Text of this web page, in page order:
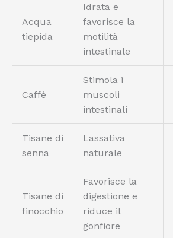
Acqua
tiepida
Idrata e
favorisce la
motilità
intestinale
Caffè
Stimola i
muscoli
intestinali
Tisane di
senna
Lassativa
naturale
Tisane di
finocchio
Favorisce la
digestione e
riduce il
gonfiore